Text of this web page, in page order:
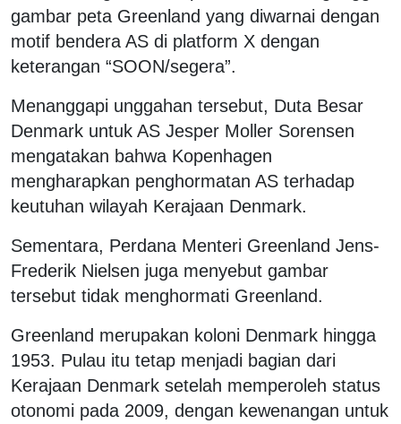
gambar peta Greenland yang diwarnai dengan
motif bendera AS di platform X dengan
keterangan “SOON/segera”.
Menanggapi unggahan tersebut, Duta Besar
Denmark untuk AS Jesper Moller Sorensen
mengatakan bahwa Kopenhagen
mengharapkan penghormatan AS terhadap
keutuhan wilayah Kerajaan Denmark.
Sementara, Perdana Menteri Greenland Jens-
Frederik Nielsen juga menyebut gambar
tersebut tidak menghormati Greenland.
Greenland merupakan koloni Denmark hingga
1953. Pulau itu tetap menjadi bagian dari
Kerajaan Denmark setelah memperoleh status
otonomi pada 2009, dengan kewenangan untuk